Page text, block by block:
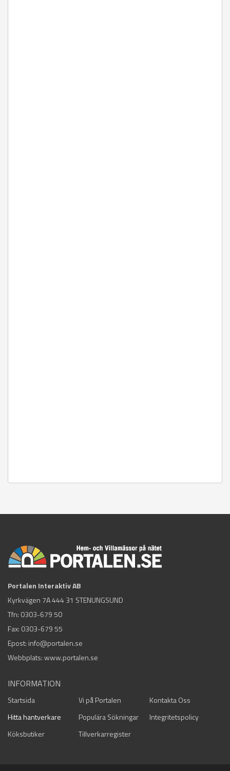
Portalen Interaktiv AB
Kyrkvägen 7A 444 31 STENUNGSUND
Tfn: 0303-679 50
Fax: 0303-679 55
Epost: info@portalen.se
Webbplats: www.portalen.se
INFORMATION
Startsida Vi på Portalen
Kontakta Oss
Hitta hantverkare
Populära Sökningar
Integritetspolicy
Köksbutiker
Tillverkarregister